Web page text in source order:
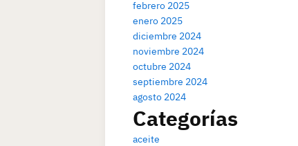
febrero 2025
enero 2025
diciembre 2024
noviembre 2024
octubre 2024
septiembre 2024
agosto 2024
Categorías
aceite